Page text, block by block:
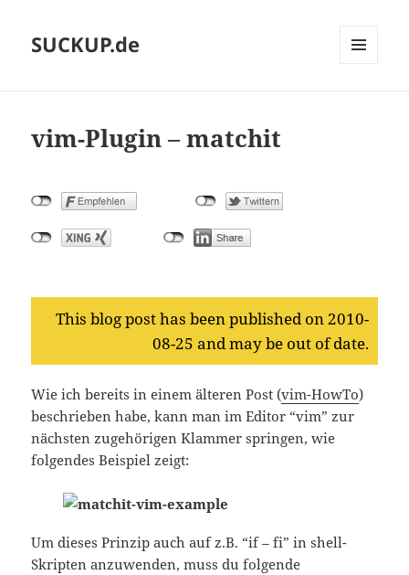
SUCKUP.de
vim-Plugin – matchit
This blog post has been published on 2010-
08-25 and may be out of date.
Wie ich bereits in einem älteren Post (vim-HowTo)
beschrieben habe, kann man im Editor “vim” zur
nächsten zugehörigen Klammer springen, wie
folgendes Beispiel zeigt:
Um dieses Prinzip auch auf z.B. “if – fi” in shell-
Skripten anzuwenden, muss du folgende